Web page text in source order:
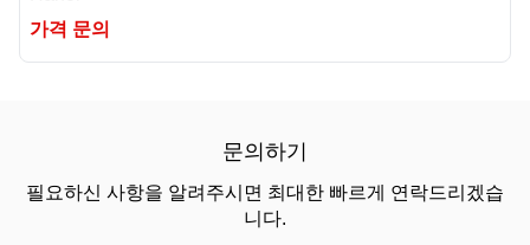
가격 문의
문의하기
필요하신 사항을 알려주시면 최대한 빠르게 연락드리겠습
니다.